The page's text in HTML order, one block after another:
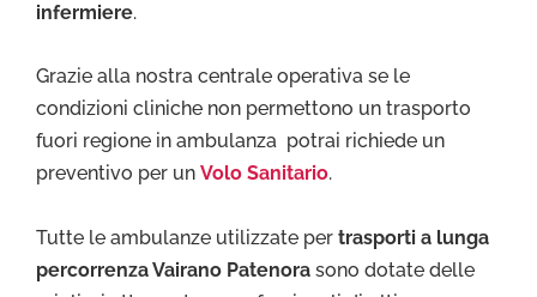
infermiere.
Grazie alla nostra centrale operativa se le
condizioni cliniche non permettono un trasporto
fuori regione in ambulanza potrai richiede un
preventivo per un Volo Sanitario.
Tutte le ambulanze utilizzate per trasporti a lunga
percorrenza Vairano Patenora sono dotate delle